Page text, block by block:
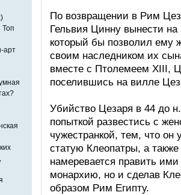
По возвращении в Рим
Гельвия Цинну вынести на
который бы позволил ему
своим наследником их
вместе с Птолемеем XIII,
поселившись на вилле
Убийство Цезаря в 44 до
попыткой развестись с
чужестранкой, тем, что
статую Клеопатры, а
намеревается править
монархию, но и сделав
образом Рим Египту.
Топ
арт